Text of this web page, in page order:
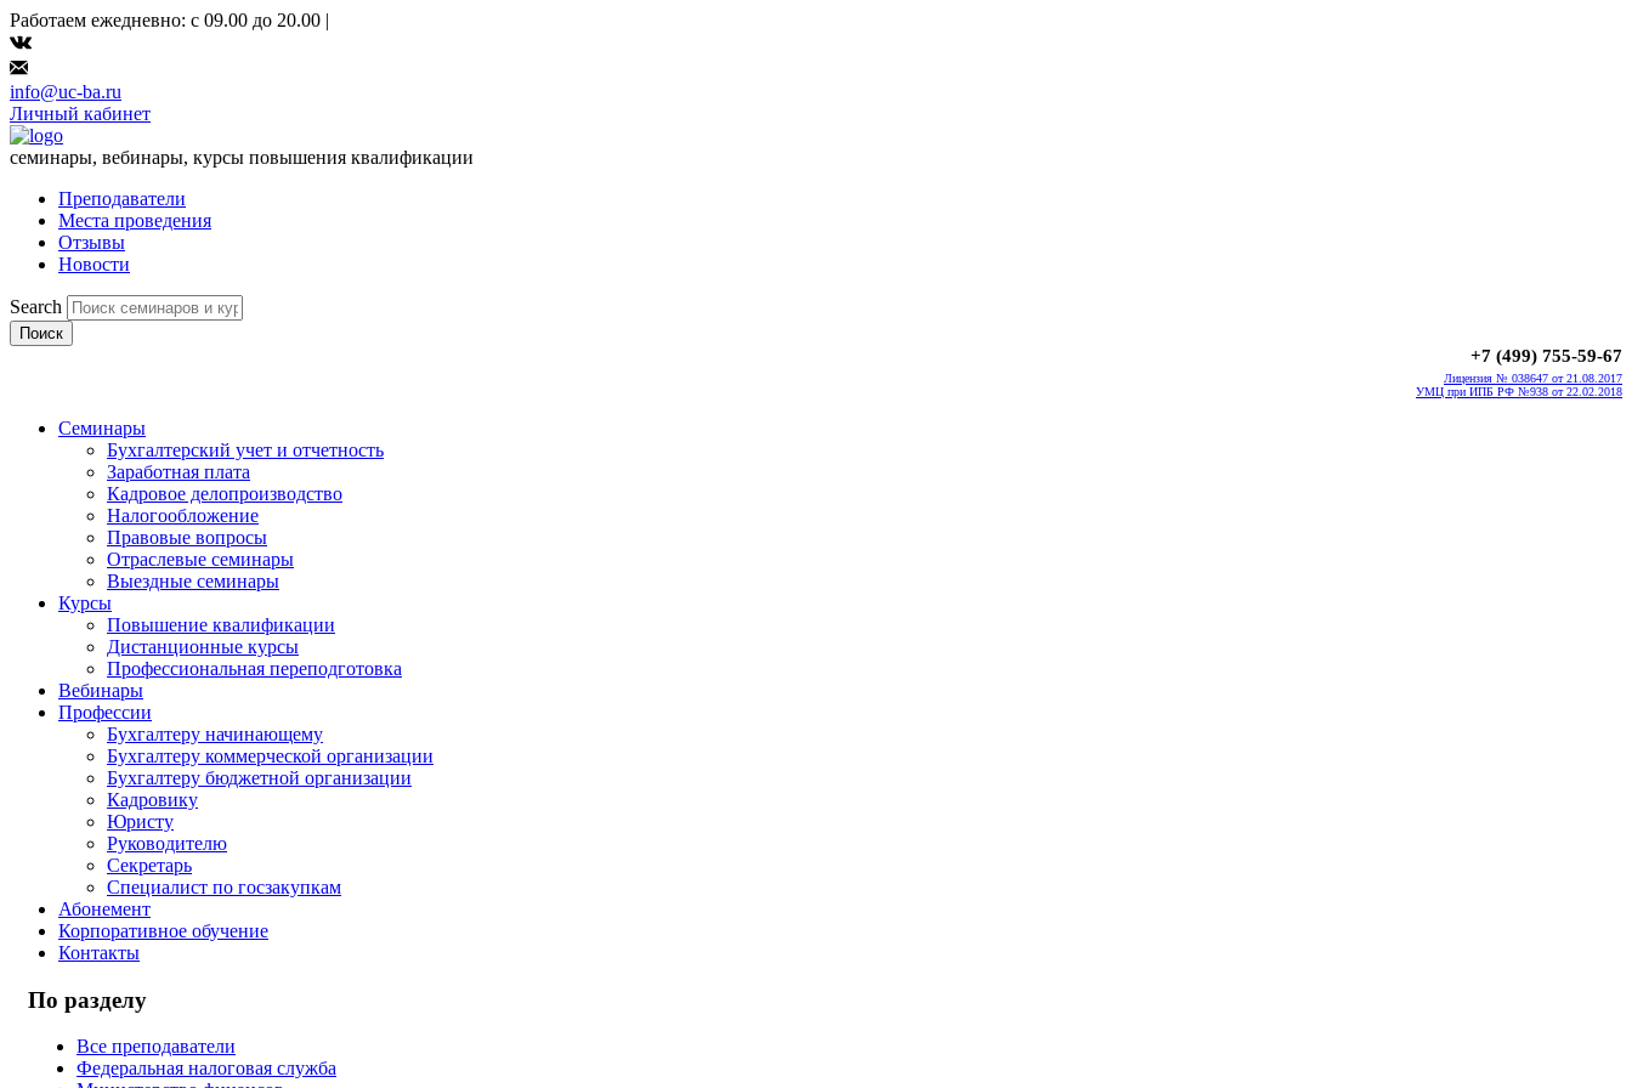
Работаем ежедневно: с 09.00 до 20.00 |
info@uc-ba.ru
Личный кабинет
семинары, вебинары, курсы повышения квалификации
Преподаватели
Места проведения
Отзывы
Новости
Search
Поиск
+7 (499) 755-59-67
Лицензия № 038647 от 21.08.2017
УМЦ при ИПБ РФ №938 от 22.02.2018
Семинары
Бухгалтерский учет и отчетность
Заработная плата
Кадровое делопроизводство
Налогообложение
Правовые вопросы
Отраслевые семинары
Выездные семинары
Курсы
Повышение квалификации
Дистанционные курсы
Профессиональная переподготовка
Вебинары
Профессии
Бухгалтеру начинающему
Бухгалтеру коммерческой организации
Бухгалтеру бюджетной организации
Кадровику
Юристу
Руководителю
Секретарь
Специалист по госзакупкам
Абонемент
Корпоративное обучение
Контакты
По разделу
Все преподаватели
Федеральная налоговая служба